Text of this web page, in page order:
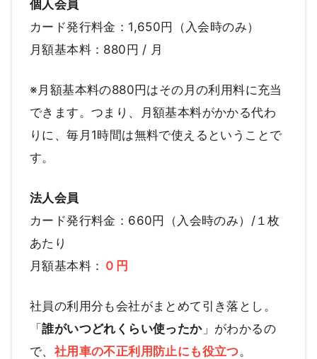
個人会員
カード発行料金：1,650円（入会時のみ）
月額基本料：880円 / 月
※月額基本料の880円はその月の利用料に充当
できます。つまり、月額基本料がかかる代わ
りに、毎月1時間は無料で使えるということで
す。
法人会員
カード発行料金：660円（入会時のみ）/１枚
あたり
月額基本料： ０円
社員の利用分も会社がまとめて引き落とし。
「誰がいつどれくらい使ったか」がわかるの
で、 社用車の不正利用防止にも役立つ。